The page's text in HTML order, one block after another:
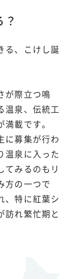
る、こけし誕
が際立つ鳴
温泉、伝統工
載です。
に募集が行わ
温泉に入った
てみるのもリ
方の一つで
、特に紅葉シ
訪れ繁忙期と